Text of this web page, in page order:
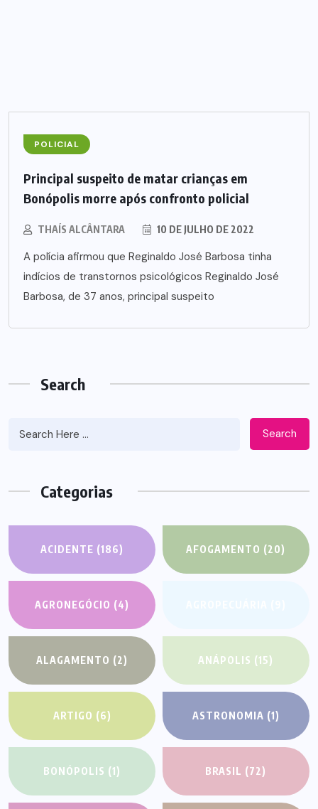
POLICIAL
Principal suspeito de matar crianças em
Bonópolis morre após confronto policial
THAÍS ALCÂNTARA 10 DE JULHO DE 2022
A polícia afirmou que Reginaldo José Barbosa tinha
indícios de transtornos psicológicos Reginaldo José
Barbosa, de 37 anos, principal suspeito
Search
Search
Categorias
ACIDENTE (186) AFOGAMENTO (20)
AGRONEGÓCIO (4)
ALAGAMENTO (2) ANÁPOLIS (15)
ARTIGO (6) ASTRONOMIA (1)
BONÓPOLIS (1) BRASIL (72)